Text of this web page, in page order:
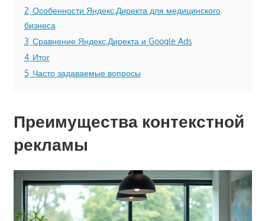
2 Особенности Яндекс.Директа для медицинского
бизнеса
3 Сравнение Яндекс.Директа и Google Ads
4 Итог
5 Часто задаваемые вопросы
Преимущества контекстной
рекламы